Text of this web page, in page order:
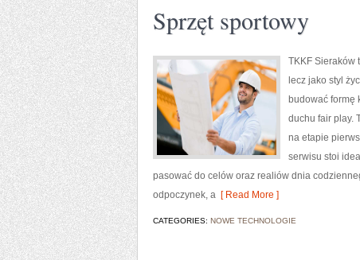
Sprzęt sportowy
TKKF Sieraków
lecz jako styl
budować formę
duchu fair play.
na etapie
serwisu stoi
pasować do celów oraz realiów dnia
odpoczynek, a [ Read More ]
CATEGORIES: NOWE TECHNOLOGIE